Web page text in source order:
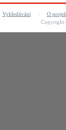
Vyhledávání: O
Copyright